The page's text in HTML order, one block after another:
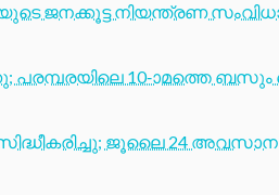
ജനക്കൂട്ട നിയന്ത്രണ
10-ാമത്തെ ബസും
ജൂലൈ 24 അവസാന